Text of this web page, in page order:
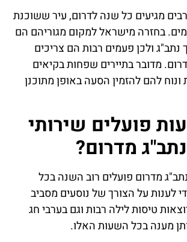
רבים מגיעים כל שנה לדרום, עיר ששוכנת
בחזרה מישראל למקום מגוריהם הם
נתב"ג ולכן פעמים רבות הם צריכים
מדובר בתיירים שפחות בקיאים
ונוח להם להזמין הסעה באופן מתוכנן
פועלים שירותי
מדרום?
מדרום פועלים רוב השנה בכל
לענות על הצורך של נוסעים מסביב
טיסות לילה רבות וגם בערבי חג
מענה בכל השעות האלו.